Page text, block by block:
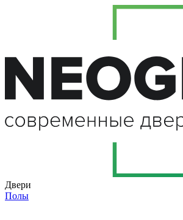
Двери
Полы